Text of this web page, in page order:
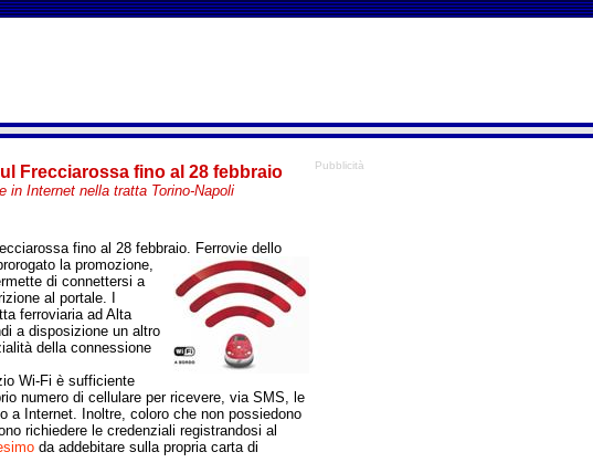
Frecciarossa fino al 28 febbraio
in Internet nella tratta Torino-Napoli
fino al 28 febbraio. Ferrovie dello
la promozione,
di connettersi a
al portale. I
ferroviaria ad Alta
a disposizione un altro
della connessione
Wi-Fi è sufficiente
numero di cellulare per ricevere, via SMS, le
a Internet. Inoltre, coloro che non possiedono
richiedere le credenziali registrandosi al
da addebitare sulla propria carta di
Pubblicità